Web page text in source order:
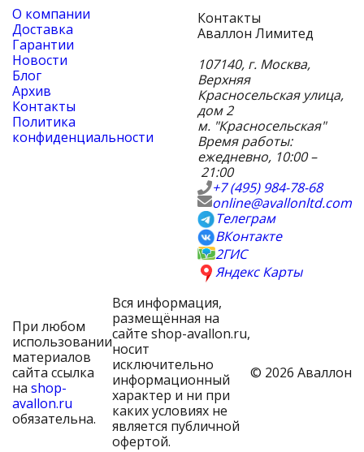
О компании
Доставка
Гарантии
Новости
Блог
Архив
Контакты
Политика
конфиденциальности
Контакты
Аваллон Лимитед
107140, г. Москва,
Верхняя
Красносельская улица,
дом 2
м. "Красносельская"
Время работы:
ежедневно, 10:00 –
21:00
+7 (495) 984-78-68
online@avallonltd.com
Телеграм
ВКонтакте
2ГИС
Яндекс Карты
При любом
использовании
материалов
сайта ссылка
на shop-
avallon.ru
обязательна.
Вся информация,
размещённая на
сайте shop-avallon.ru,
носит
исключительно
информационный
характер и ни при
каких условиях не
является публичной
офертой.
© 2026 Аваллон